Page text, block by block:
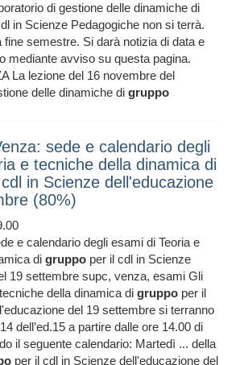
di gestione delle dinamiche di
in Scienze Pedagogiche non si terrà.
fine semestre. Si darà notizia di data e
mediante avviso su questa pagina.
La lezione del 16 novembre del
delle dinamiche di gruppo
sede e calendario degli
e tecniche della dinamica di
in Scienze dell'educazione
(80%)
e calendario degli esami di Teoria e
di gruppo per il cdl in Scienze
19 settembre supc, venza, esami Gli
della dinamica di gruppo per il
del 19 settembre si terranno
dell’ed.15 a partire dalle ore 14.00 di
il seguente calendario: Martedì ... della
per il cdl in Scienze dell'educazione del